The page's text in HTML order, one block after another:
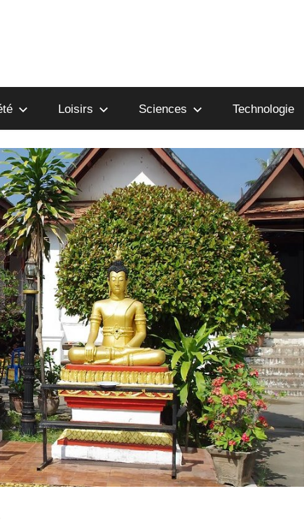
Loisirs Sciences Technologie